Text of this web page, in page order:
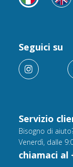
Servizio
Bisogno di
Venerdì, dalle
chiamaci al
Seguici su